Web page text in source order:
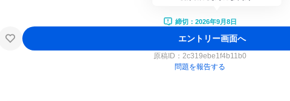
締切：2026年9月8日
エントリー画面へ
原稿ID： 2c319ebe1f4b11b0
問題を報告する